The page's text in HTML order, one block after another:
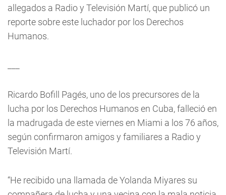
allegados a Radio y Televisión Martí, que publicó un
reporte sobre este luchador por los Derechos
Humanos.
Ricardo Bofill Pagés, uno de los precursores de la
lucha por los Derechos Humanos en Cuba, falleció en
la madrugada de este viernes en Miami a los 76 años,
según confirmaron amigos y familiares a Radio y
Televisión Martí.
“He recibido una llamada de Yolanda Miyares su